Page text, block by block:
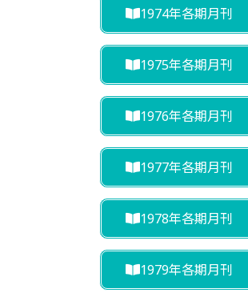
1974年各期月刊
1975年各期月刊
1976年各期月刊
1977年各期月刊
1978年各期月刊
1979年各期月刊